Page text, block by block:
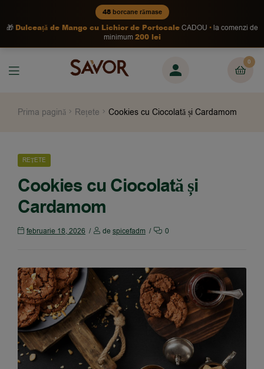
48borcane rămase
🎁 Dulceață de Mango cu Lichior de PortocaleCADOU
la comenzi de
minimum200 lei
0
Prima pagină Rețete Cookies cu Ciocolată și Cardamom
REȚETE
Cookies cu Ciocolată și
Cardamom
februarie 18, 2026 de spicefadm 0